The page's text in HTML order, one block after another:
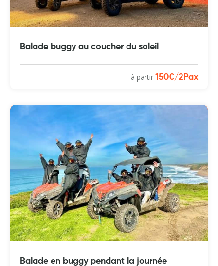
Balade buggy au coucher du soleil
à partir 150€/2Pax
Balade en buggy pendant la journée